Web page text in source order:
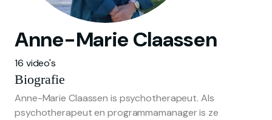
Anne-Marie Claassen
16 video's
Biografie
Anne-Marie Claassen is psychotherapeut. Als
psychotherapeut en programmamanager is ze